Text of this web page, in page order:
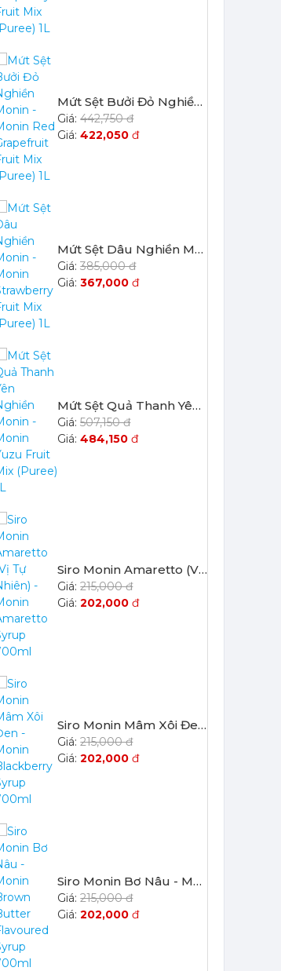
Mứt Sệt Bưởi Đỏ Nghiền Monin - Monin Red Grapefruit Fruit Mix (Puree) 1L
442,750 đ
422,050 đ
Mứt Sệt Dâu Nghiền Monin - Monin Strawberry Fruit Mix (Puree) 1L
385,000 đ
367,000 đ
Mứt Sệt Quả Thanh Yên Nghiền Monin - Monin Yuzu Fruit Mix (Puree) 1L
507,150 đ
484,150 đ
Siro Monin Amaretto (Vị Tự Nhiên) - Monin Amaretto Syrup 700ml
215,000 đ
202,000 đ
Siro Monin Mâm Xôi Đen - Monin Blackberry Syrup 700ml
215,000 đ
202,000 đ
Siro Monin Bơ Nâu - Monin Brown Butter Flavoured Syrup 700ml
215,000 đ
202,000 đ